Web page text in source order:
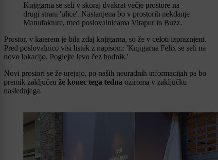
Knjigarna se seli v skoraj dvakrat večje prostore na
drugi strani 'ulice'. Nastanjena bo v prostorih nekdanje
Manufakture, med poslovalnicama Vitapur in Buzz.
Prostor, v katerem je bila zdaj knjigarna, so že v celoti izpraznjeni.
Pred poslovalnico visi listek z napisom: 'Knjigarna Felix se seli na
novo lokacijo. Poglejte levo čez hodnik.'
Novi prostori se že urejajo, po naših neuradnih informacijah pa bo
premik zaključen že konec tega tedna oziroma v zaključku
naslednjega.